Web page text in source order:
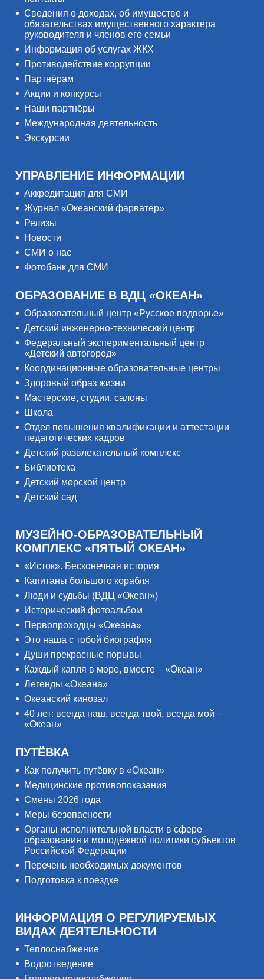
Сведения о доходах, об имуществе и
обязательствах имущественного характера
руководителя и членов его семьи
Информация об услугах ЖКХ
Противодействие коррупции
Партнёрам
Акции и конкурсы
Наши партнёры
Международная деятельность
Экскурсии
УПРАВЛЕНИЕ ИНФОРМАЦИИ
Аккредитация для СМИ
Журнал «Океанский фарватер»
Релизы
Новости
СМИ о нас
Фотобанк для СМИ
ОБРАЗОВАНИЕ В ВДЦ «ОКЕАН»
Образовательный центр «Русское подворье»
Детский инженерно-технический центр
Федеральный экспериментальный центр
«Детский автогород»
Координационные образовательные центры
Здоровый образ жизни
Мастерские, студии, салоны
Школа
Отдел повышения квалификации и аттестации
педагогических кадров
Детский развлекательный комплекс
Библиотека
Детский морской центр
Детский сад
МУЗЕЙНО-ОБРАЗОВАТЕЛЬНЫЙ
КОМПЛЕКС «ПЯТЫЙ ОКЕАН»
«Исток». Бесконечная история
Капитаны большого корабля
Люди и судьбы (ВДЦ «Океан»)
Исторический фотоальбом
Первопроходцы «Океана»
Это наша с тобой биография
Души прекрасные порывы
Каждый капля в море, вместе – «Океан»
Легенды «Океана»
Океанский кинозал
40 лет: всегда наш, всегда твой, всегда мой –
«Океан»
ПУТЁВКА
Как получить путёвку в «Океан»
Медицинские противопоказания
Смены 2026 года
Меры безопасности
Органы исполнительной власти в сфере
образования и молодёжной политики субъектов
Российской Федерации
Перечень необходимых документов
Подготовка к поездке
ИНФОРМАЦИЯ О РЕГУЛИРУЕМЫХ
ВИДАХ ДЕЯТЕЛЬНОСТИ
Теплоснабжение
Водоотведение